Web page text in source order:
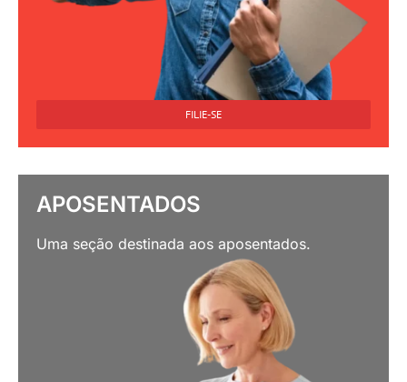
FILIE-SE
APOSENTADOS
Uma seção destinada aos aposentados.